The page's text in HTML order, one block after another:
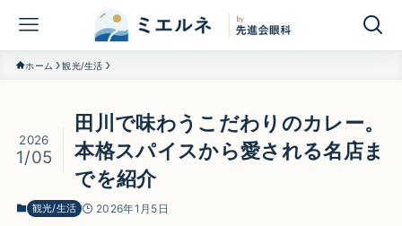
ホーム 観光/生活
田川で味わうこだわりのカレー。
本格スパイスから愛される名店ま
でを紹介
2026
1/05
観光/生活 2026年1月5日